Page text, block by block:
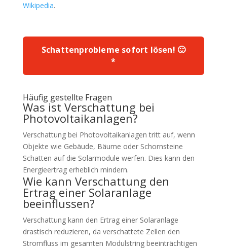
Wikipedia.
Schattenprobleme sofort lösen! 🙂
*
Häufig gestellte Fragen
Was ist Verschattung bei
Photovoltaikanlagen?
Verschattung bei Photovoltaikanlagen tritt auf, wenn
Objekte wie Gebäude, Bäume oder Schornsteine
Schatten auf die Solarmodule werfen. Dies kann den
Energieertrag erheblich mindern.
Wie kann Verschattung den
Ertrag einer Solaranlage
beeinflussen?
Verschattung kann den Ertrag einer Solaranlage
drastisch reduzieren, da verschattete Zellen den
Stromfluss im gesamten Modulstring beeinträchtigen